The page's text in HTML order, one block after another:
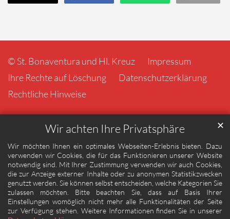
Wir achten Ihre Privatsphäre
Wir möchten Ihnen ein optimales Webseiten-Erlebnis bieten. Dazu
verwenden wir Cookies, die für das Funktionieren unserer Website
notwendig sind. Mit Ihrer Zustimmung verwenden wir auch Cookies,
die zur Anzeige externer Inhalte oder zu anonymen Statistikzwecken
genutzt werden. Sie können selbst entscheiden, welche Kategorien Sie
zulassen möchten. Bitte beachten Sie, dass auf Basis Ihrer
Einstellungen womöglich nicht mehr alle Funktionalitäten der Seite
zur Verfügung stehen. Weitere Informationen finden Sie in unserer
✕
© St. Bonaventura und Hl. Kreuz
Impressum
Ihre Rechte auf Löschung
Datenschutzerklärung
Rechtliche Hinweise